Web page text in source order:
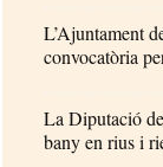
L’Ajuntament
convocatòria
La Diputació
bany en rius i